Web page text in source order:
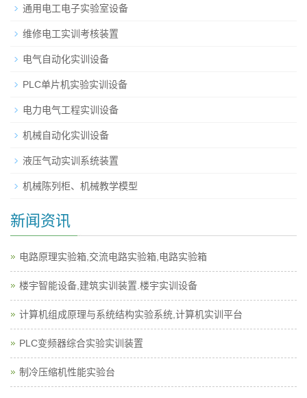
通用电工电子实验室设备
维修电工实训考核装置
电气自动化实训设备
PLC单片机实验实训设备
电力电气工程实训设备
机械自动化实训设备
液压气动实训系统装置
机械陈列柜、机械教学模型
新闻资讯
电路原理实验箱,交流电路实验箱,电路实验箱
楼宇智能设备,建筑实训装置.楼宇实训设备
计算机组成原理与系统结构实验系统,计算机实训平台
PLC变频器综合实验实训装置
制冷压缩机性能实验台